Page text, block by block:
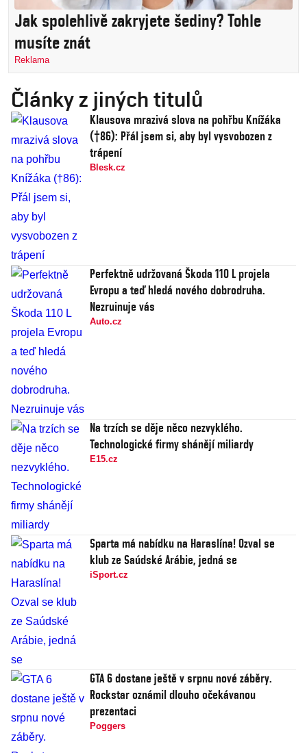
Jak spolehlivě zakryjete šediny? Tohle
musíte znát
Reklama
Články z jiných titulů
Klausova mrazivá slova na pohřbu Knížáka
(†86): Přál jsem si, aby byl vysvobozen z
trápení
Blesk.cz
Perfektně udržovaná Škoda 110 L projela
Evropu a teď hledá nového dobrodruha.
Nezruinuje vás
Auto.cz
Na trzích se děje něco nezvyklého.
Technologické firmy shánějí miliardy
E15.cz
Sparta má nabídku na Haraslína! Ozval se
klub ze Saúdské Arábie, jedná se
iSport.cz
GTA 6 dostane ještě v srpnu nové záběry.
Rockstar oznámil dlouho očekávanou
prezentaci
Poggers